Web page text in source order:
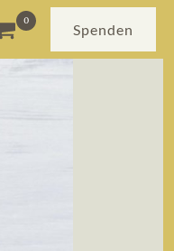
Spenden